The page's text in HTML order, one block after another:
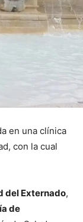
en una clínica
con la cual
del Externado,
de